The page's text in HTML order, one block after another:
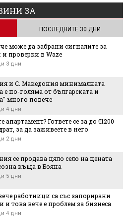
ЗА
ПОСЛЕДНИТЕ 30 ДНИ
може да забрани сигналите за
и проверки в Waze
3 дни
и С. Македония минималната
е по-голяма от българската и
много повече
4 дни
апартамент? Гответе се за до €1200
за да заживеете в него
2 дни
се продава цяло село на цената
къща в Бояна
5 дни
работници са със запорирани
и това вече е проблем за бизнеса
4 дни